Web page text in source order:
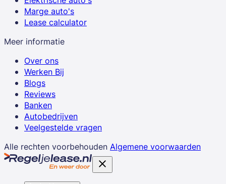
Marge auto's
Lease calculator
Meer informatie
Over ons
Werken Bij
Blogs
Reviews
Banken
Autobedrijven
Veelgestelde vragen
Alle rechten voorbehouden Algemene voorwaarden